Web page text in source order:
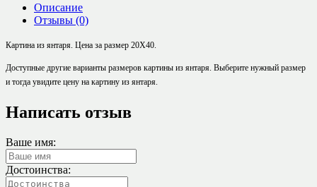
Описание
Отзывы (0)
Картина из янтаря. Цена за размер 20Х40.
Доступные другие варианты размеров картины из янтаря. Выберите нужный размер
и тогда увидите цену на картину из янтаря.
Написать отзыв
Ваше имя:
Достоинства: